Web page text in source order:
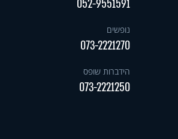
052-9551591
נופשים
073-2221270
הידברות שופס
073-2221250